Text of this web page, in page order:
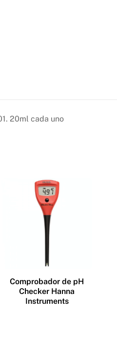
20ml cada uno
Comprobador de pH
Checker Hanna
Instruments